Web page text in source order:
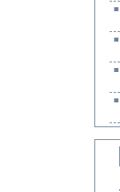
■
■
■
■